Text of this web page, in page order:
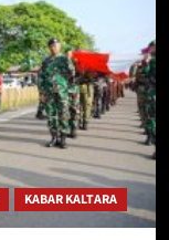
KABAR KALTARA